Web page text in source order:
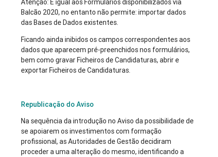
Atenção: É igual aos Formulários disponibilizados via
Balcão 2020, no entanto não permite: importar dados
das Bases de Dados existentes.
Ficando ainda inibidos os campos correspondentes aos
dados que aparecem pré-preenchidos nos formulários,
bem como gravar Ficheiros de Candidaturas, abrir e
exportar Ficheiros de Candidaturas.
Republicação do Aviso
Na sequência da introdução no Aviso da possibilidade de
se apoiarem os investimentos com formação
profissional, as Autoridades de Gestão decidiram
proceder a uma alteração do mesmo, identificando a